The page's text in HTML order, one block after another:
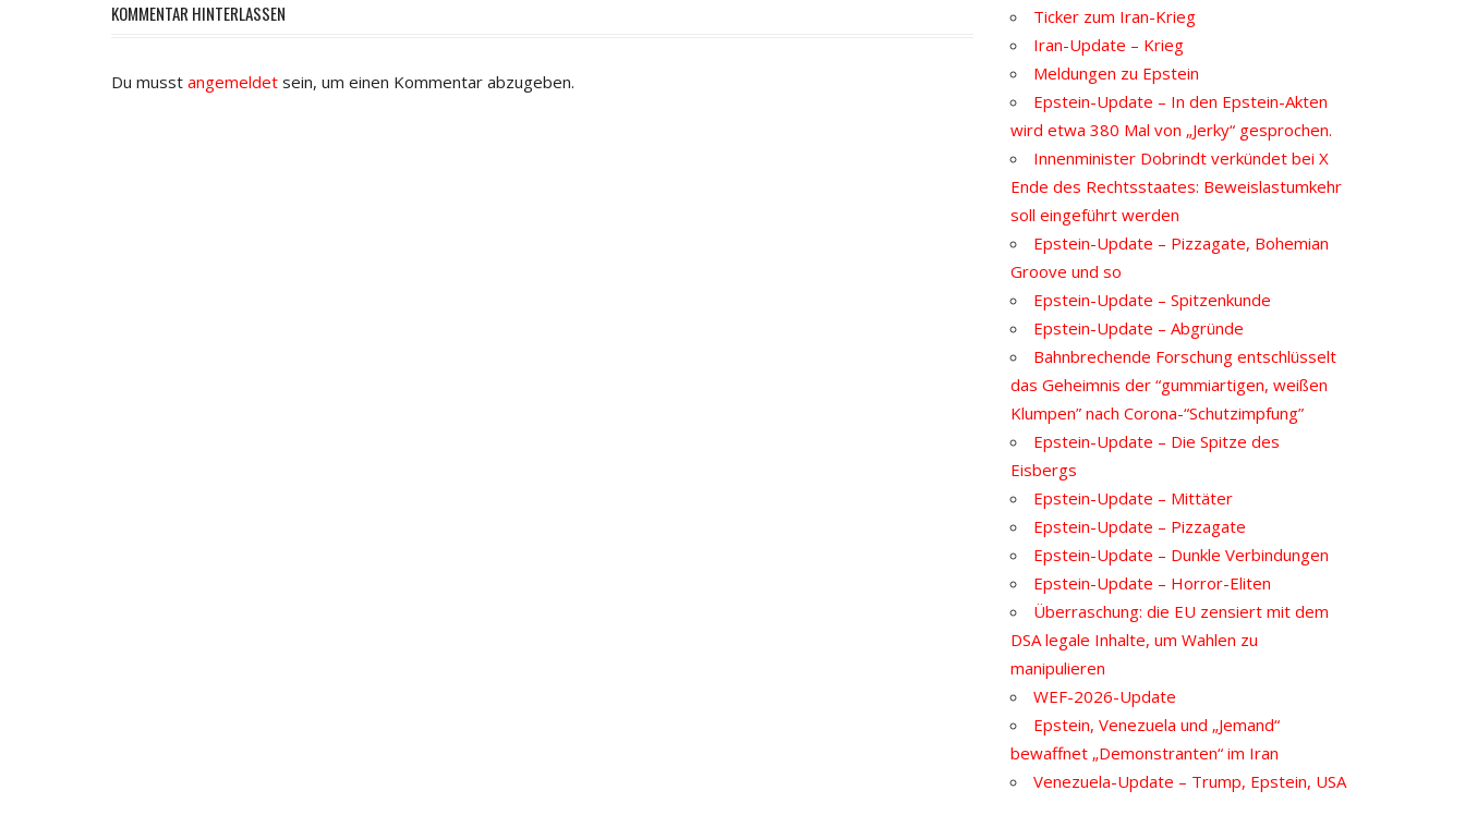
KOMMENTAR HINTERLASSEN
Du musst angemeldet sein, um einen Kommentar abzugeben.
Ticker zum Iran-Krieg
Iran-Update – Krieg
Meldungen zu Epstein
Epstein-Update – In den Epstein-Akten
wird etwa 380 Mal von „Jerky“ gesprochen.
Innenminister Dobrindt verkündet bei X
Ende des Rechtsstaates: Beweislastumkehr
soll eingeführt werden
Epstein-Update – Pizzagate, Bohemian
Groove und so
Epstein-Update – Spitzenkunde
Epstein-Update – Abgründe
Bahnbrechende Forschung entschlüsselt
das Geheimnis der “gummiartigen, weißen
Klumpen” nach Corona-“Schutzimpfung”
Epstein-Update – Die Spitze des
Eisbergs
Epstein-Update – Mittäter
Epstein-Update – Pizzagate
Epstein-Update – Dunkle Verbindungen
Epstein-Update – Horror-Eliten
Überraschung: die EU zensiert mit dem
DSA legale Inhalte, um Wahlen zu
manipulieren
WEF-2026-Update
Epstein, Venezuela und „Jemand“
bewaffnet „Demonstranten“ im Iran
Venezuela-Update – Trump, Epstein, USA